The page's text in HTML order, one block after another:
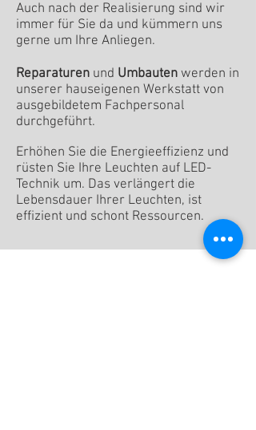
Auch nach der Realisierung sind wir
immer für Sie da und kümmern uns
gerne um Ihre Anliegen.
Reparaturen und Umbauten werden in
unserer hauseigenen Werkstatt von
ausgebildetem Fachpersonal
durchgeführt.
Erhöhen Sie die Energieeffizienz und
rüsten Sie Ihre Leuchten auf LED-
Technik um. Das verlängert die
Lebensdauer Ihrer Leuchten, ist
effizient und schont Ressourcen.